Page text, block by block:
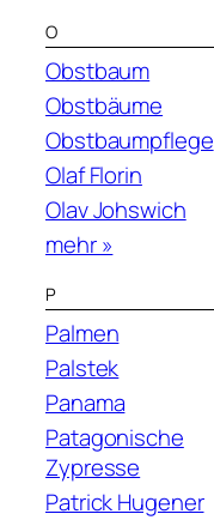
O
Obstbaum
Obstbäume
Obstbaumpflege
Olaf Florin
Olav Johswich
mehr »
P
Palmen
Palstek
Panama
Patagonische
Zypresse
Patrick Hugener